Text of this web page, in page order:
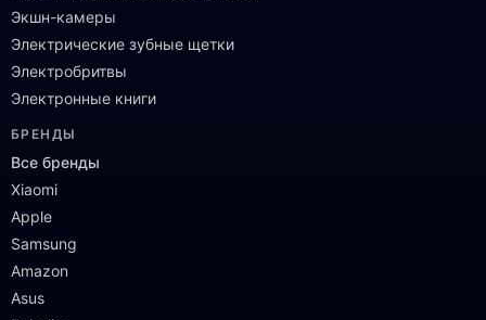
Экшн-камеры
Электрические зубные щетки
Электробритвы
Электронные книги
БРЕНДЫ
Все бренды
Xiaomi
Apple
Samsung
Amazon
Asus